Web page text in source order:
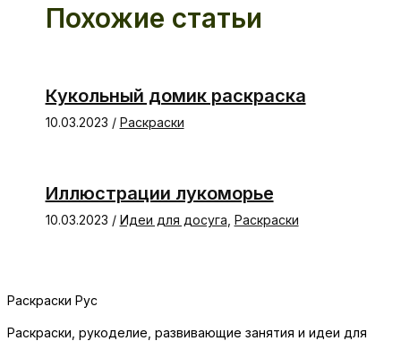
Похожие статьи
Кукольный домик раскраска
10.03.2023 / Раскраски
Иллюстрации лукоморье
10.03.2023 / Идеи для досуга Раскраски
Раскраски Рус
Раскраски, рукоделие, развивающие занятия и идеи для